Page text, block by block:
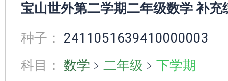
宝山世外第二学期二年级数学 补
种子： 2411051639410000003
科目： 数学 ﹥ 二年级 ﹥ 下学期